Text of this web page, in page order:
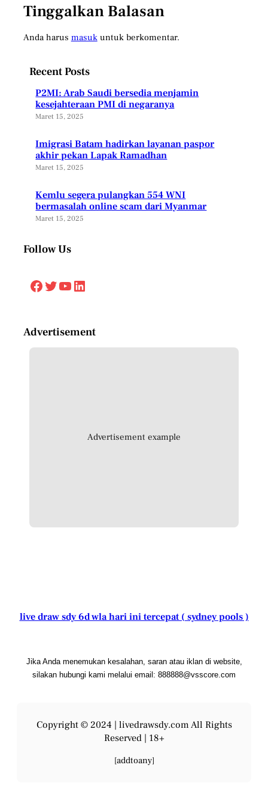
Tinggalkan Balasan
Anda harus masukuntuk berkomentar.
Recent Posts
P2MI: Arab Saudi bersedia menjamin
kesejahteraan PMI di negaranya
Maret 15, 2025
Imigrasi Batam hadirkan layanan paspor
akhir pekan Lapak Ramadhan
Maret 15, 2025
Kemlu segera pulangkan 554 WNI
bermasalah online scam dari Myanmar
Maret 15, 2025
Follow Us
Facebook Twitter YouTube LinkedIn
Advertisement
Advertisement example
live draw sdy 6d wla hari ini tercepat ( sydney pools )
Jika Anda menemukan kesalahan, saran atau iklan di website,
silakan hubungi kami melalui email: 888888@vsscore.com
Copyright © 2024 | livedrawsdy.com All Rights
Reserved | 18+
[addtoany]